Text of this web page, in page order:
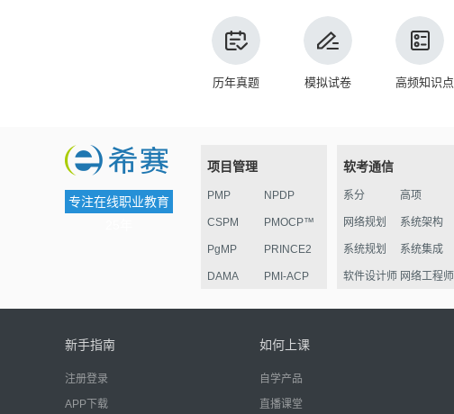
历年真题 模拟试卷 高频知识点
专注在线职业教育
项目管理
PMP NPDP
CSPM PMOCP™
PgMP PRINCE2
DAMA PMI-ACP
软考通信
系分 高项
网络规划 系统架构
系统规划 系统集成
软件设计师 网络工程师
新手指南
注册登录
APP下载
如何上课
自学产品
直播课堂